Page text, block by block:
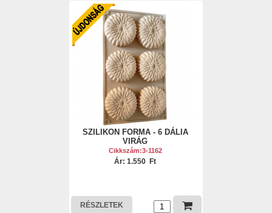
SZILIKON FORMA - 6 DÁLIA
VIRÁG
Cikkszám:3-1162
Ár: 1.550 Ft
RÉSZLETEK